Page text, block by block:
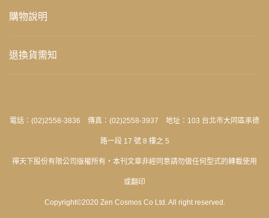
購物說明
退換貨需知
電話：(02)2558-3836 傳真：(02)2558-3937 地址：103 台北市大同區承德
路一段 17 號 8 樓之 5
禪天下股份有限公司版權所有‧本刊文章非經同意請勿做任何型式的轉載使用
或翻印
Copyright©2020 Zen Cosmos Co Ltd. All right reserved.